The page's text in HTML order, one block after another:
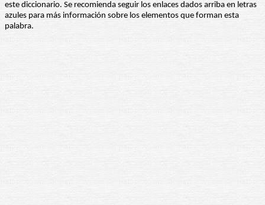
este diccionario. Se recomienda seguir los enlaces dados arriba en letras
azules para más información sobre los elementos que forman esta
palabra.